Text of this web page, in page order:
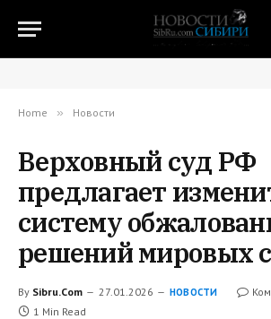
Home » Новости
Верховный суд РФ
предлагает
систему
решений мировых
By Sibru.Com 27.01.2026 НОВОСТИ
1 Min Read